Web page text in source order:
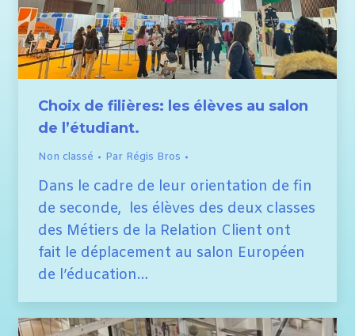
Choix de filières: les élèves au salon
de l’étudiant.
Non classé Par Régis Bros
Dans le cadre de leur orientation de fin
de seconde, les élèves des deux classes
des Métiers de la Relation Client ont
fait le déplacement au salon Européen
de l’éducation…